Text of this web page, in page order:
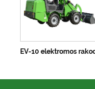
EV-10 elektromos